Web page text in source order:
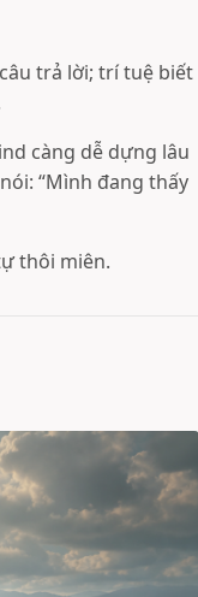
trả lời; trí tuệ biết
càng dễ dựng lâu
“Mình đang thấy
thôi miên.